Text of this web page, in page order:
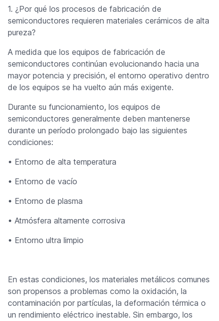
1. ¿Por qué los procesos de fabricación de
semiconductores requieren materiales cerámicos de alta
pureza?
A medida que los equipos de fabricación de
semiconductores continúan evolucionando hacia una
mayor potencia y precisión, el entorno operativo dentro
de los equipos se ha vuelto aún más exigente.
Durante su funcionamiento, los equipos de
semiconductores generalmente deben mantenerse
durante un período prolongado bajo las siguientes
condiciones:
• Entorno de alta temperatura
• Entorno de vacío
• Entorno de plasma
• Atmósfera altamente corrosiva
• Entorno ultra limpio
En estas condiciones, los materiales metálicos comunes
son propensos a problemas como la oxidación, la
contaminación por partículas, la deformación térmica o
un rendimiento eléctrico inestable. Sin embargo, los